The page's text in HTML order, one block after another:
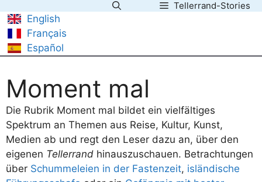
Inhalt
springen
Tellerrand-Stories
English
Français
Español
Moment mal
Die Rubrik Moment mal bildet ein vielfältiges
Spektrum an Themen aus Reise, Kultur, Kunst,
Medien ab und regt den Leser dazu an, über den
eigenen Tellerrand hinauszuschauen. Betrachtungen
über Schummeleien in der Fastenzeit, isländische